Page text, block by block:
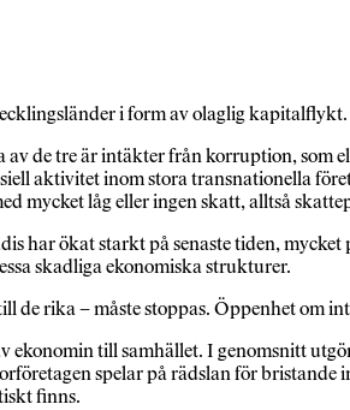
i form av olaglig
de tre är intäkter från korruption,
aktivitet inom stora transnationella
mycket låg eller ingen skatt, alltså
har ökat starkt på senaste tiden,
skadliga ekonomiska strukturer.
de rika – måste stoppas. Öppenhet
ekonomin till samhället. I genomsnitt
spelar på rädslan för
finns.